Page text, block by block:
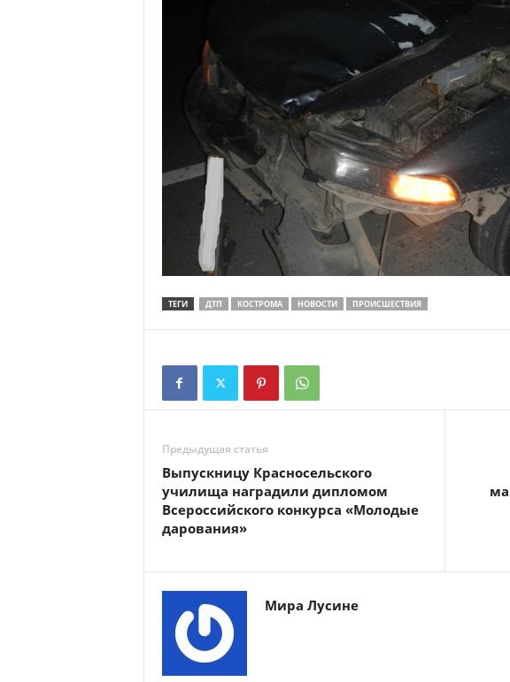
ТЕГИ ДТП КОСТРОМА НОВОСТИ ПРОИСШЕСТВИЯ
Предыдущая статья
Выпускницу Красносельского
училища наградили дипломом
Всероссийского конкурса «Молодые
дарования»
Мира Лусине